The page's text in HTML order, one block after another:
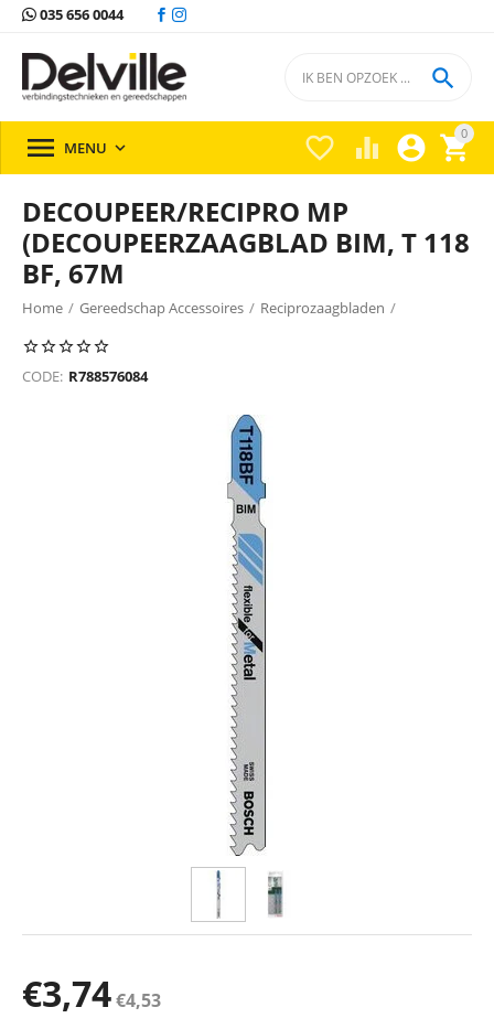
035 656 0044
0


 

 MENU 
DECOUPEER/RECIPRO MP
(DECOUPEERZAAGBLAD BIM, T 118
BF, 67M
Home / Gereedschap Accessoires / Reciprozaagbladen /
Reciprozaagbladen Bosch
CODE: R788576084
€3,74€4,53